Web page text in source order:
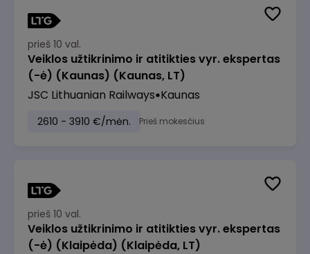
prieš 10 val.
Veiklos užtikrinimo ir atitikties vyr. ekspertas
(-ė) (Kaunas) (Kaunas, LT)
JSC Lithuanian Railways Kaunas
2610 - 3910 €/mėn. Prieš mokesčius
prieš 10 val.
Veiklos užtikrinimo ir atitikties vyr. ekspertas
(-ė) (Klaipėda) (Klaipėda, LT)